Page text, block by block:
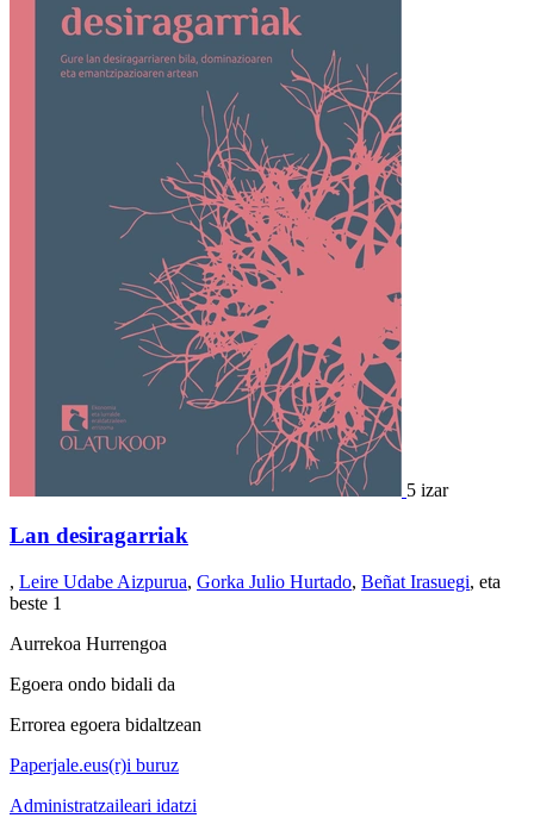
5 izar
Lan desiragarriak
, Leire Udabe Aizpurua, Gorka Julio Hurtado, Beñat Irasuegi, eta
beste 1
Aurrekoa Hurrengoa
Egoera ondo bidali da
Errorea egoera bidaltzean
Paperjale.eus(r)i buruz
Administratzaileari idatzi